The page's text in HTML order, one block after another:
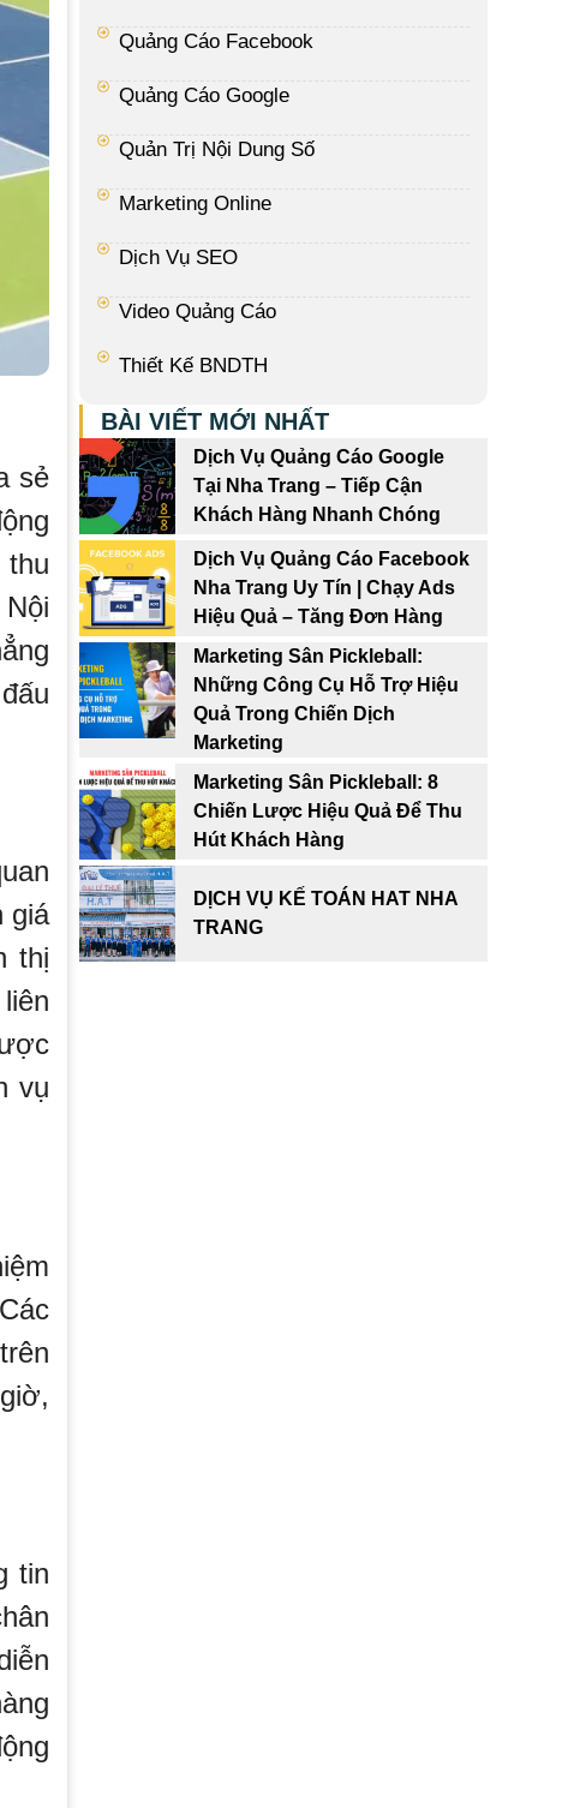
sẻ
thu
giá
thị
vụ
tin
Quảng Cáo Facebook
Quảng Cáo Google
Quản Trị Nội Dung Số
Marketing Online
Dịch Vụ SEO
Video Quảng Cáo
Thiết Kế BNDTH
BÀI VIẾT MỚI NHẤT
Dịch Vụ Quảng Cáo Google
Tại Nha Trang – Tiếp Cận
Khách Hàng Nhanh Chóng
Dịch Vụ Quảng Cáo Facebook
Nha Trang Uy Tín | Chạy Ads
Hiệu Quả – Tăng Đơn Hàng
Marketing Sân Pickleball:
Những Công Cụ Hỗ Trợ Hiệu
Quả Trong Chiến Dịch
Marketing
Marketing Sân Pickleball: 8
Chiến Lược Hiệu Quả Để Thu
Hút Khách Hàng
DỊCH VỤ KẾ TOÁN HAT NHA
TRANG